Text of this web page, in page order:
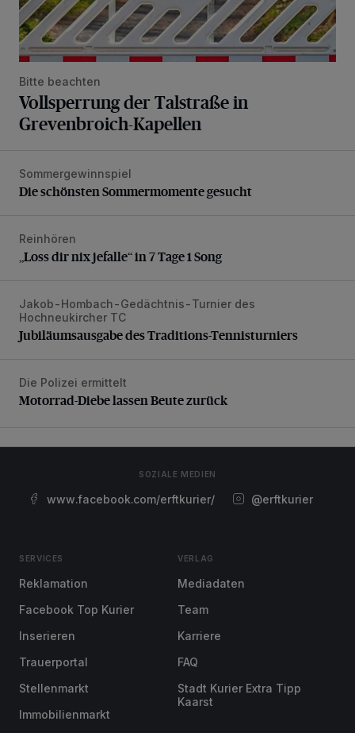
Bitte beachten
Vollsperrung der Talstraße in
Grevenbroich-Kapellen
Die schönsten Sommermomente gesucht
Sommergewinnspiel
Die schönsten Sommermomente gesucht
„Loss dir nix jefalle“ in 7 Tage 1 Song
Reinhören
„Loss dir nix jefalle“ in 7 Tage 1 Song
Jubiläumsausgabe des Traditions-Tennisturniers
Jakob-Hombach-Gedächtnis-Turnier des
Hochneukircher TC
Jubiläumsausgabe des Traditions-Tennisturniers
Motorrad-Diebe lassen Beute zurück
Die Polizei ermittelt
Motorrad-Diebe lassen Beute zurück
SOZIALE MEDIEN
www.facebook.com/erftkurier/ @erftkurier
SERVICES
Reklamation
Facebook Top Kurier
Inserieren
Trauerportal
Stellenmarkt
Immobilienmarkt
VERLAG
Mediadaten
Team
Karriere
FAQ
Stadt Kurier Extra Tipp
Kaarst